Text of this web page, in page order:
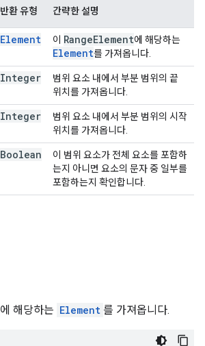
반환 유형 간략한 설명
Element 이 RangeElement에 해당하는
Element를 가져옵니다.
Integer
범위 요소 내에서 부분 범위의 끝
위치를 가져옵니다.
Integer
범위 요소 내에서 부분 범위의 시작
위치를 가져옵니다.
Boolean
이 범위 요소가 전체 요소를 포함하
는지 아니면 요소의 문자 중 일부를
포함하는지 확인합니다.
에 해당하는 Element 를 가져옵니다.